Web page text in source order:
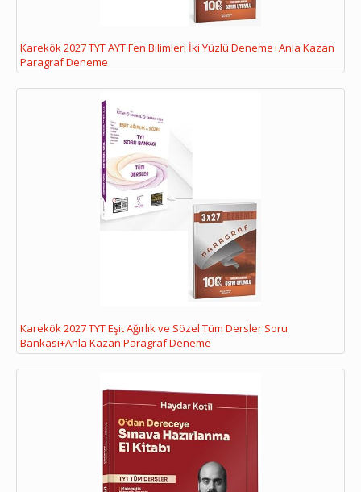
Karekök 2027 TYT AYT Fen Bilimleri İki Yüzlü Deneme+Anla Kazan
Paragraf Deneme
Karekök 2027 TYT Eşit Ağırlık ve Sözel Tüm Dersler Soru
Bankası+Anla Kazan Paragraf Deneme